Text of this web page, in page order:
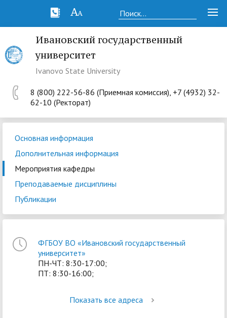
Ивановский государственный
университет
Ivanovo State University
8 (800) 222-56-86 (Приемная комиссия), +7 (4932) 32-
62-10 (Ректорат)
Основная информация
Дополнительная информация
Мероприятия кафедры
Преподаваемые дисциплины
Публикации
ФГБОУ ВО «Ивановский государственный
университет»
ПН-ЧТ: 8:30-17:00;
ПТ: 8:30-16:00;
Показать все адреса